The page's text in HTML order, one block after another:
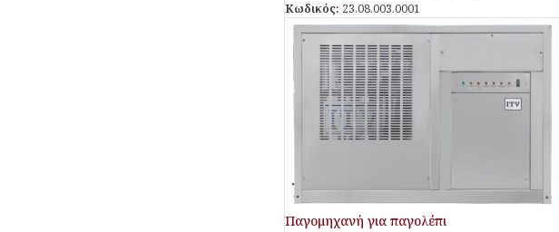
Κωδικός: 23.08.003.0001
Παγομηχανή για παγολέπι